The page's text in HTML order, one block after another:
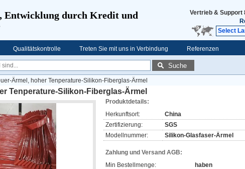
Entwicklung durch Kredit und Vertrieb & Support
Select
Qualitätskontrolle Treten Sie mit uns in Verbindung Referenzen
Suche
Ärmel, hoher Tenperature-Silikon-Fiberglas-Ärmel
Tenperature-Silikon-Fiberglas-Ärmel
Produktdetails:
Herkunftsort:
China
Zertifizierung:
SGS
Modellnummer:
Silikon-Glasfaser-Ärmel
Zahlung und Versand AGB:
Min Bestellmenge:
haben